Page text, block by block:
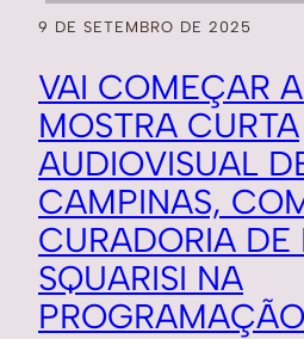
9 DE SETEMBRO DE 2025
VAI COMEÇAR
MOSTRA CURTA
AUDIOVISUAL
CAMPINAS,
CURADORIA
SQUARISI NA